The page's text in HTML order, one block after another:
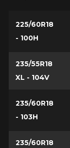
225/60R18
- 100H
235/55R18
XL - 104V
235/60R18
- 103H
235/60R18